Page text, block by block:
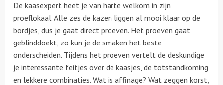
Teamtrainingen
Proeverijen
Rondleidingen
Wandelingen
De kaasexpert heet je van harte welkom in zijn
proeflokaal. Alle zes de kazen liggen al mooi klaar op de
bordjes, dus je gaat direct proeven. Het proeven gaat
geblinddoekt, zo kun je de smaken het beste
onderscheiden. Tijdens het proeven vertelt de deskundige
je interessante feitjes over de kaasjes, de totstandkoming
en lekkere combinaties. Wat is affinage? Wat zeggen korst,